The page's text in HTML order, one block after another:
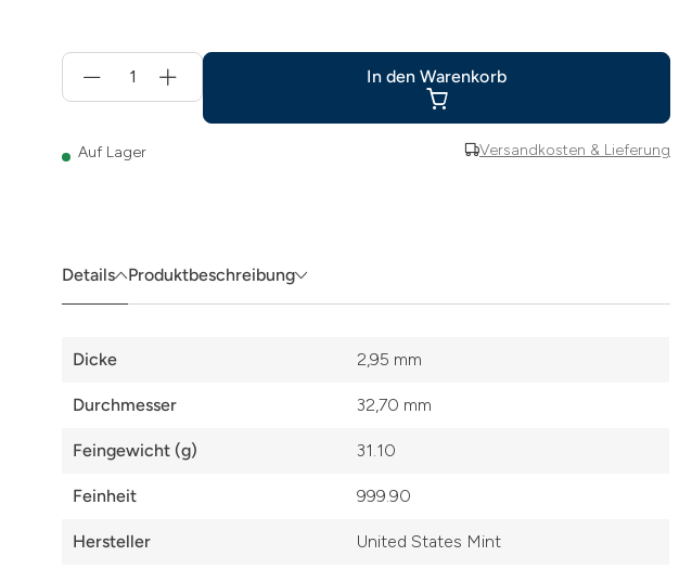
Versandkosten & Lieferung
für
In
Warenkorb
In den Warenkorb
Auf Lager
Details Produktbeschreibung
Details
Dicke 2,95 mm
Durchmesser 32,70 mm
Feingewicht (g) 31.10
Feinheit 999.90
Hersteller United States Mint